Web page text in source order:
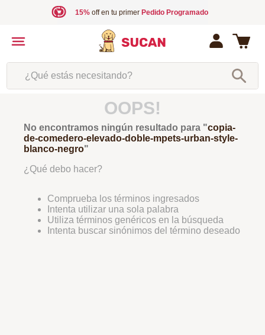
15%off en tu primer Pedido Programado
¿Qué estás necesitando?
OOPS!
No encontramos ningún resultado para "copia-
de-comedero-elevado-doble-mpets-urban-style-
blanco-negro"
¿Qué debo hacer?
Comprueba los términos ingresados
Intenta utilizar una sola palabra
Utiliza términos genéricos en la búsqueda
Intenta buscar sinónimos del término deseado